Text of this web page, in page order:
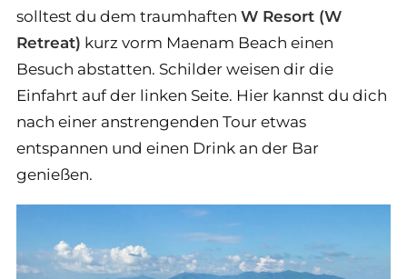
solltest du dem traumhaften W Resort (W
Retreat) kurz vorm Maenam Beach einen
Besuch abstatten. Schilder weisen dir die
Einfahrt auf der linken Seite. Hier kannst du dich
nach einer anstrengenden Tour etwas
entspannen und einen Drink an der Bar
genießen.